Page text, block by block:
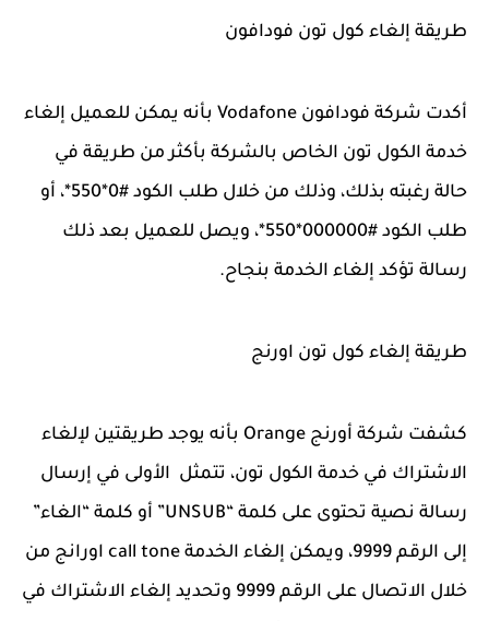
طريقة إلغاء كول تون فودافون
أكدت شركة فودافون Vodafone بأنه يمكن للعميل إلغاء
خدمة الكول تون الخاص بالشركة بأكثر من طريقة في
حالة رغبته بذلك، وذلك من خلال طلب الكود #0*550*، أو
طلب الكود #000000*550*، ويصل للعميل بعد ذلك
رسالة تؤكد إلغاء الخدمة بنجاح.
طريقة إلغاء كول تون اورنج
كشفت شركة أورنج Orange بأنه يوجد طريقتين لإلغاء
الاشتراك في خدمة الكول تون، تتمثل الأولى في إرسال
رسالة نصية تحتوى على كلمة “UNSUB” أو كلمة “الغاء”
إلى الرقم 9999، ويمكن إلغاء الخدمة
call tone اورانج من
خلال الاتصال على الرقم 9999 وتحديد إلغاء الاشتراك في